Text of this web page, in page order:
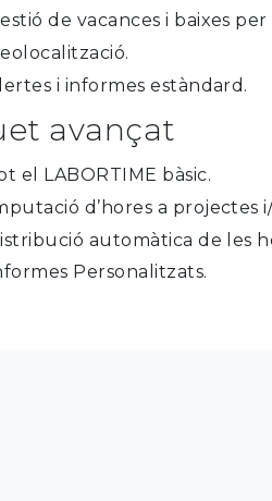
de vacances i baixes per
i informes estàndard.
avançat
el LABORTIME bàsic.
d’hores a projectes
automàtica de les
Personalitzats.